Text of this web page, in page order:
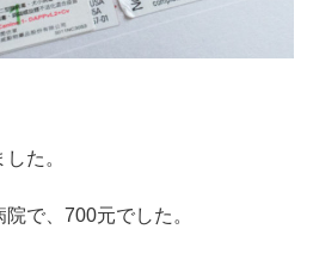
た。
で、700元でした。